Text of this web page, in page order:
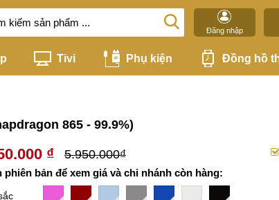
Đăng nhập
Tivi Phụ kiện Đồng hồ
865 - 99.9%)
₫ 5.950.000₫
phiên bản để xem giá và chi nhánh còn hàng: